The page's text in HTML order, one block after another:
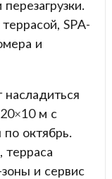
SPA-
и
м с
октябрь.
терраса
и сервис